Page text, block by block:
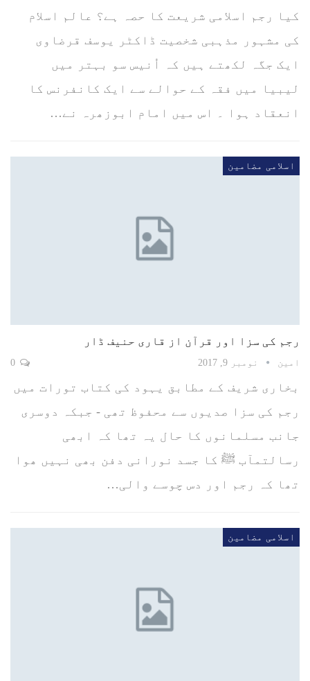
کیا رجم اسلامی شریعت کا حصہ ہے؟ عالم اسلام
کی مشہور مذہبی شخصیت ڈاکٹر یوسف قرضاوی
ایک جگہ لکھتے ہیں کہ اُنیس سو بہتر میں
لیبیا میں فقہ کے حوالے سے ایک کانفرنس کا
انعقاد ہوا ۔ اس میں امام ابوزھرہ نے…
اسلامی مضامین
رجم کی سزا اور قرآن از قاری حنیف ڈار
امین نومبر 9, 2017
بخاری شریف کے مطابق یہود کی کتاب تورات میں
رجم کی سزا صدیوں سے محفوظ تھی - جبکہ دوسری
جانب مسلمانوں کا حال یہ تھا کہ ابھی
رسالتمآب ﷺ کا جسد نورانی دفن بھی نہیں ھوا
تھا کہ رجم اور دس چوسے والی…
اسلامی مضامین